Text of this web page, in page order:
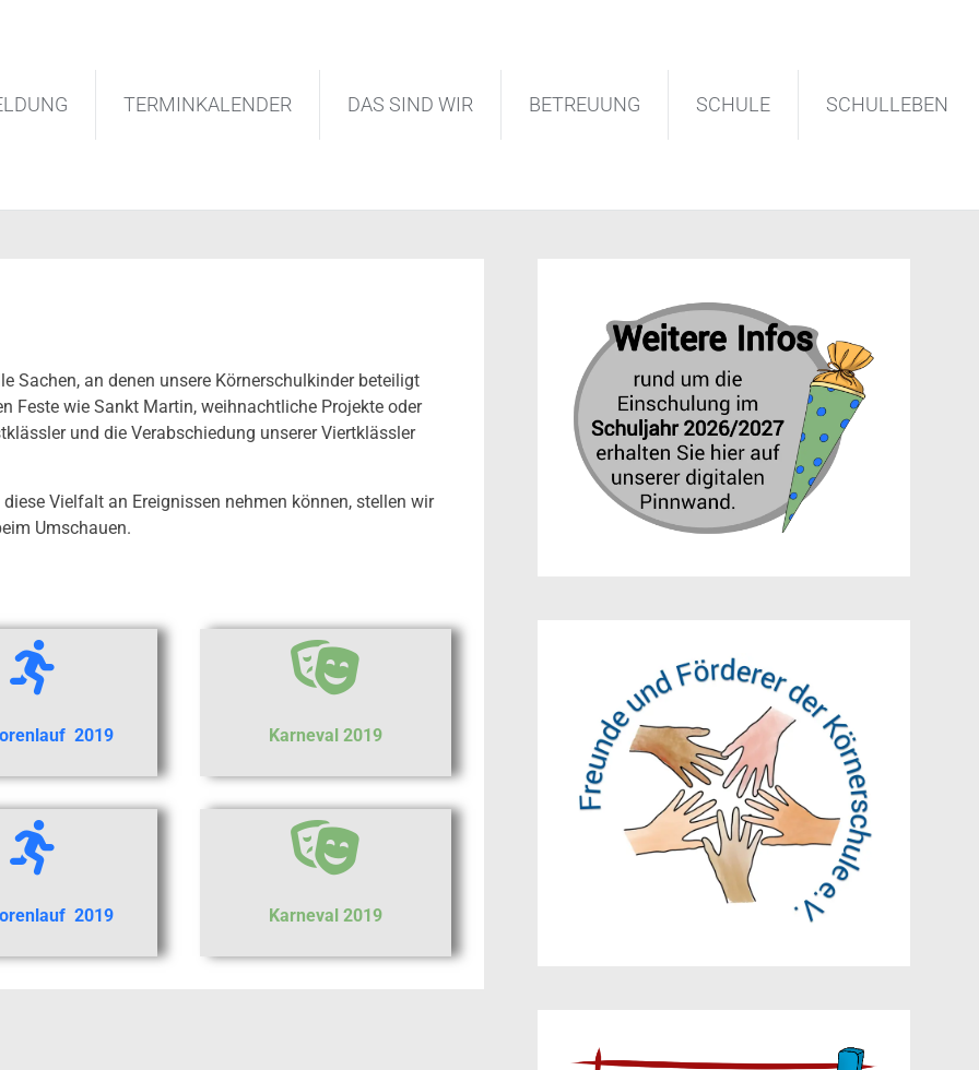
TERMINKALENDER DAS SIND WIR BETREUUNG SCHULE SCHULLEBEN
Sachen, an denen unsere Körnerschulkinder beteiligt
Feste wie Sankt Martin, weihnachtliche Projekte oder
und die Verabschiedung unserer Viertklässler
Vielfalt an Ereignissen nehmen können, stellen wir
Umschauen.
2019 Karneval 2019
2019 Karneval 2019